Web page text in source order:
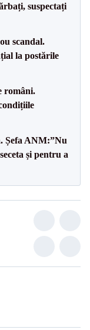
suspectați
scandal.
la postările
români.
Șefa ANM:”Nu
și pentru a